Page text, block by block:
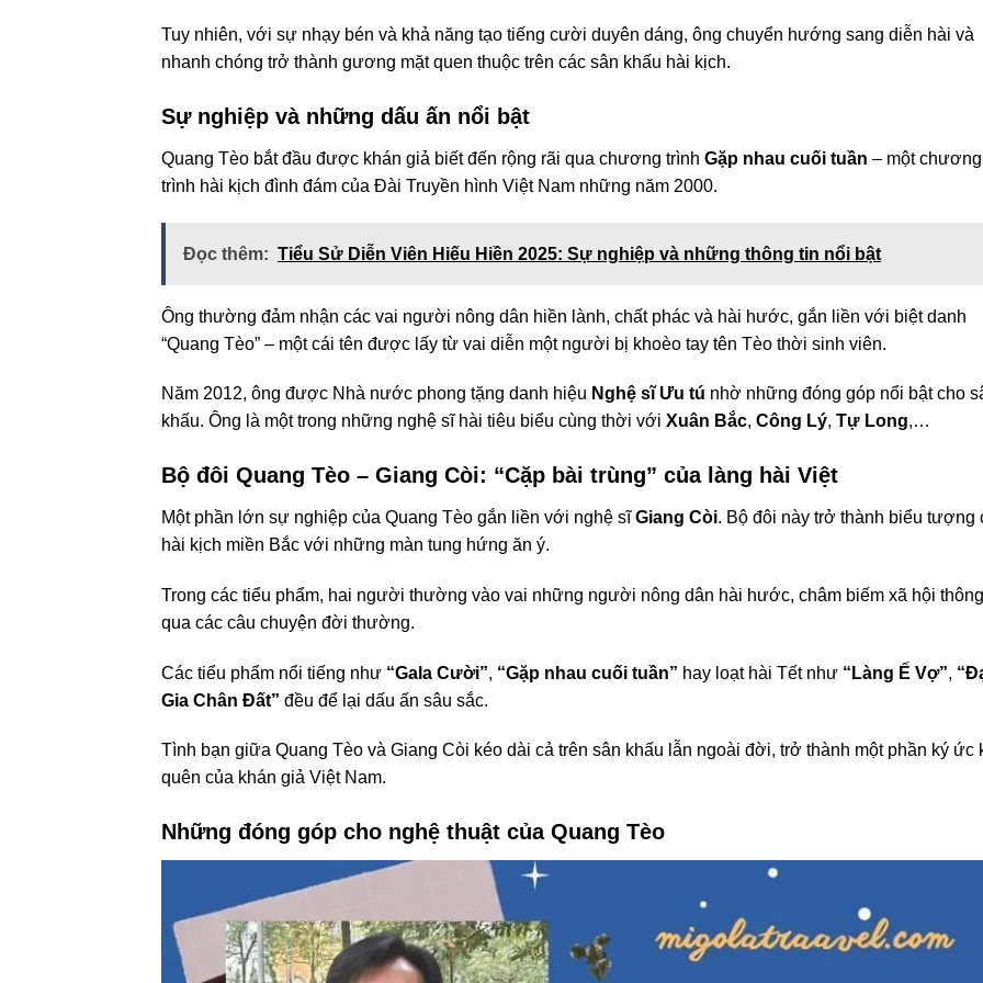
Tuy nhiên, với sự nhạy bén và khả năng tạo tiếng cười duyên dáng, ông chuyển hướng sang diễn hài và
nhanh chóng trở thành gương mặt quen thuộc trên các sân khấu hài kịch.
Sự nghiệp và những dấu ấn nổi bật
Quang Tèo bắt đầu được khán giả biết đến rộng rãi qua chương trình Gặp nhau cuối tuần – một chương
trình hài kịch đình đám của Đài Truyền hình Việt Nam những năm 2000.
Đọc thêm: Tiểu Sử Diễn Viên Hiếu Hiền 2025: Sự nghiệp và những thông tin nổi bật
Ông thường đảm nhận các vai người nông dân hiền lành, chất phác và hài hước, gắn liền với biệt danh
“Quang Tèo” – một cái tên được lấy từ vai diễn một người bị khoèo tay tên Tèo thời sinh viên.
Năm 2012, ông được Nhà nước phong tặng danh hiệu Nghệ sĩ Ưu tú nhờ những đóng góp nổi bật cho
khấu. Ông là một trong những nghệ sĩ hài tiêu biểu cùng thời với Xuân Bắc, Công Lý, Tự Long,…
Bộ đôi Quang Tèo – Giang Còi: “Cặp bài trùng” của làng hài Việt
Một phần lớn sự nghiệp của Quang Tèo gắn liền với nghệ sĩGiang Còi. Bộ đôi này trở thành biểu tượng
hài kịch miền Bắc với những màn tung hứng ăn ý.
Trong các tiểu phẩm, hai người thường vào vai những người nông dân hài hước, châm biếm xã hội thông
qua các câu chuyện đời thường.
Các tiểu phẩm nổi tiếng như “Gala Cười”, “Gặp nhau cuối tuần” hay loạt hài Tết như “Làng Ế Vợ”,
Gia Chân Đất” đều để lại dấu ấn sâu sắc.
Tình bạn giữa Quang Tèo và Giang Còi kéo dài cả trên sân khấu lẫn ngoài đời, trở thành một phần ký ức
quên của khán giả Việt Nam.
Những đóng góp cho nghệ thuật của Quang Tèo